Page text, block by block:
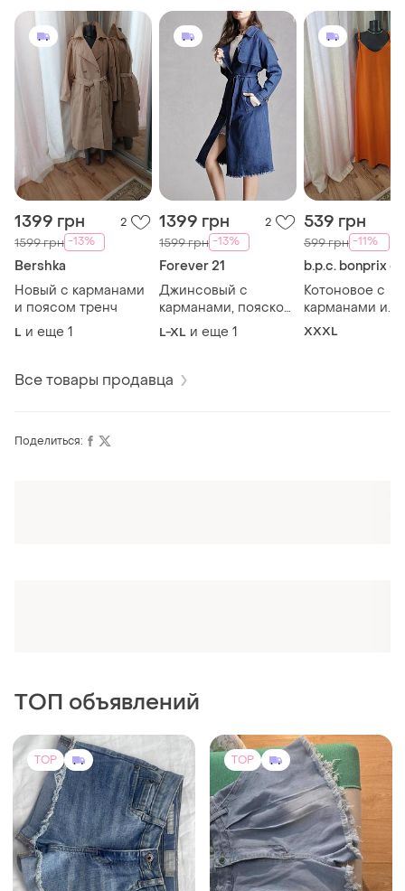
1399 грн 2
1599 грн -13%
Bershka
Новый с карманами
и поясом тренч
L и еще 1
1399 грн 2
1599 грн -13%
Forever 21
Джинсовый с
карманами, пояском
и бахромой плащ
большого размера
L-XL и еще 1
539 грн
599 грн -11%
Котоновое с
карманами и
разрезами по
XXXL
Все товары продавца
Поделиться: